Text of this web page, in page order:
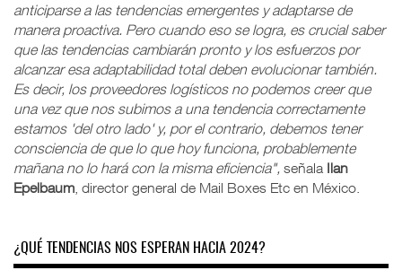
anticiparse a las tendencias emergentes y adaptarse de
manera proactiva. Pero cuando eso se logra, es crucial saber
que las tendencias cambiarán pronto y los esfuerzos por
alcanzar esa adaptabilidad total deben evolucionar también.
Es decir, los proveedores logísticos no podemos creer que
una vez que nos subimos a una tendencia correctamente
estamos 'del otro lado' y, por el contrario, debemos tener
consciencia de que lo que hoy funciona, probablemente
mañana no lo hará con la misma eficiencia", señala Ilan
Epelbaum , director general de Mail Boxes Etc en México.
¿QUÉ TENDENCIAS NOS ESPERAN HACIA 2024?